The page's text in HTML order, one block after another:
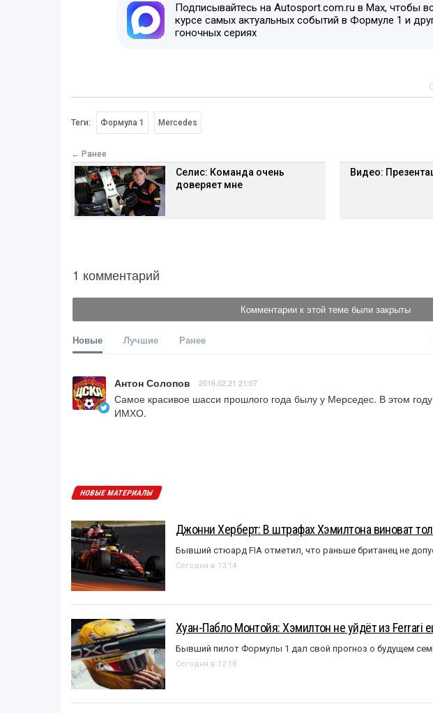
Подписывайтесь на Autosport.com.ru в Max, чтобы
курсе самых актуальных событий в Формуле 1 и
гоночных сериях
Теги: Формула 1 Mercedes
← Ранее
Селис: Команда очень
доверяет мне
Видео:
1 комментарий
Комментарии к этой теме были закрыты
Новые Лучшие Ранее
Антон Солопов 2016.02.21 21:07
Самое красивое шасси прошлого года былу у Мерседес. В этом
ИМХО.
НОВЫЕ МАТЕРИАЛЫ
Джонни Херберт: В штрафах Хэмилтона виноват
Бывший стюард FIA отметил, что раньше британец не
Сегодня в 13:14
Хуан-Пабло Монтойя: Хэмилтон не уйдёт из Ferrari
Бывший пилот Формулы 1 дал свой прогноз о будущем
Сегодня в 12:18